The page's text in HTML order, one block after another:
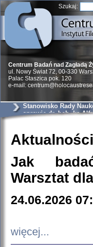
Szukaj:
Centrum Badań nad Zagładą
ul. Nowy Świat 72, 00-330
Palac Staszica pok. 120
e-mail:
Stanowisko Rady
sprawie dr. hab. ks
Aktualności
Jak
Warsztat
24.06.2026
więcej...